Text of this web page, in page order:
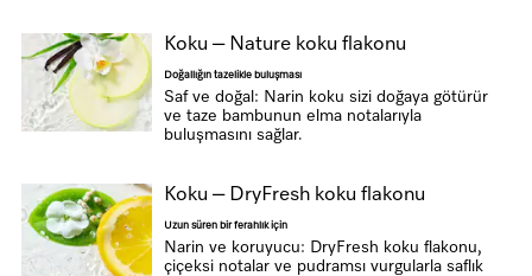
Koku – Nature koku flakonu
Doğallığın tazelikle buluşması
Saf ve doğal: Narin koku sizi doğaya götürür
ve taze bambunun elma notalarıyla
buluşmasını sağlar.
Koku – DryFresh koku flakonu
Uzun süren bir ferahlık için
Narin ve koruyucu: DryFresh koku flakonu,
çiçeksi notalar ve pudramsı vurgularla saflık